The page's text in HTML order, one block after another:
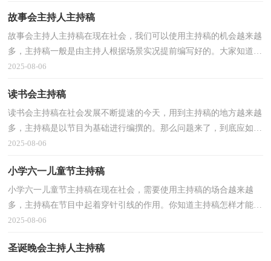
故事会主持人主持稿
故事会主持人主持稿在现在社会，我们可以使用主持稿的机会越来越
多，主持稿一般是由主持人根据场景实况提前编写好的。大家知道主
持稿怎么写才正确吗？下面是小编精心整理的故事会...
2025-08-06
读书会主持稿
读书会主持稿在社会发展不断提速的今天，用到主持稿的地方越来越
多，主持稿是以节目为基础进行编撰的。那么问题来了，到底应如何
写好一份主持稿呢？下面是小编整理的读书会主持稿，欢...
2025-08-06
小学六一儿童节主持稿
小学六一儿童节主持稿在现在社会，需要使用主持稿的场合越来越
多，主持稿在节目中起着穿针引线的作用。你知道主持稿怎样才能写
的好吗？以下是小编收集整理的小学六一儿童节主持稿...
2025-08-06
圣诞晚会主持人主持稿